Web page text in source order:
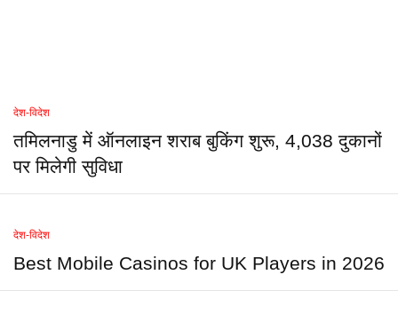
देश-विदेश
तमिलनाडु में ऑनलाइन शराब बुकिंग शुरू, 4,038 दुकानों
पर मिलेगी सुविधा
देश-विदेश
Best Mobile Casinos for UK Players in 2026